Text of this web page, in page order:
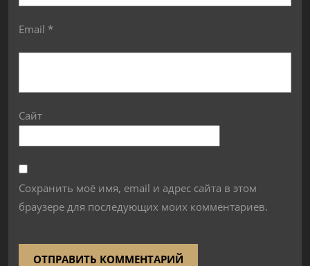
Email *
Сайт
Сохранить моё имя, email и адрес сайта в этом
браузере для последующих моих комментариев.